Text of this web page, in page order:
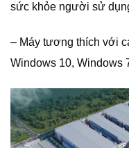
sức khỏe người sử
– Máy tương thích với
Windows 10, Windows